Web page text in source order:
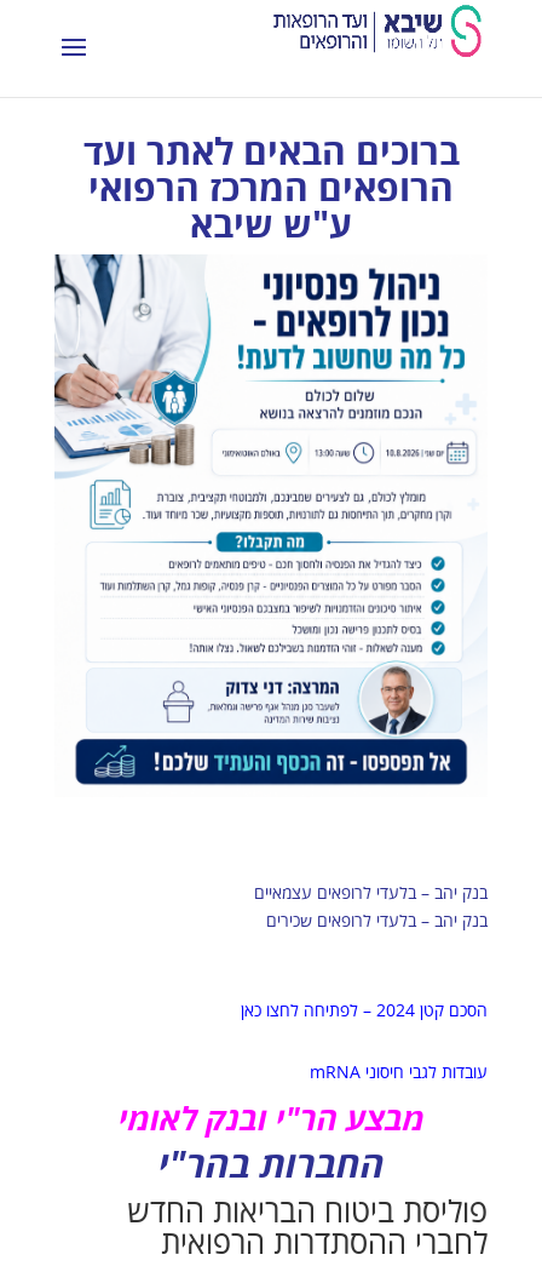
ברוכים הבאים לאתר ועד
הרופאים המרכז הרפואי
ע"ש שיבא
בנק יהב – בלעדי לרופאים עצמאיים
בנק יהב – בלעדי לרופאים שכירים
הסכם קטן 2024 – לפתיחה לחצו כאן
עובדות לגבי חיסוני mRNA
מבצע הר"י ובנק לאומי
החברות בהר"י
פוליסת ביטוח הבריאות החדש
לחברי ההסתדרות הרפואית